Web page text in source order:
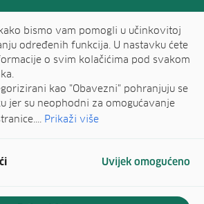
bismo vam pomogli u učinkovitoj
određenih funkcija. U nastavku ćete
o svim kolačićima pod svakom
kao "Obavezni" pohranjuju se
jer su neophodni za omogućavanje
Prikaži više
Uvijek omogućeno